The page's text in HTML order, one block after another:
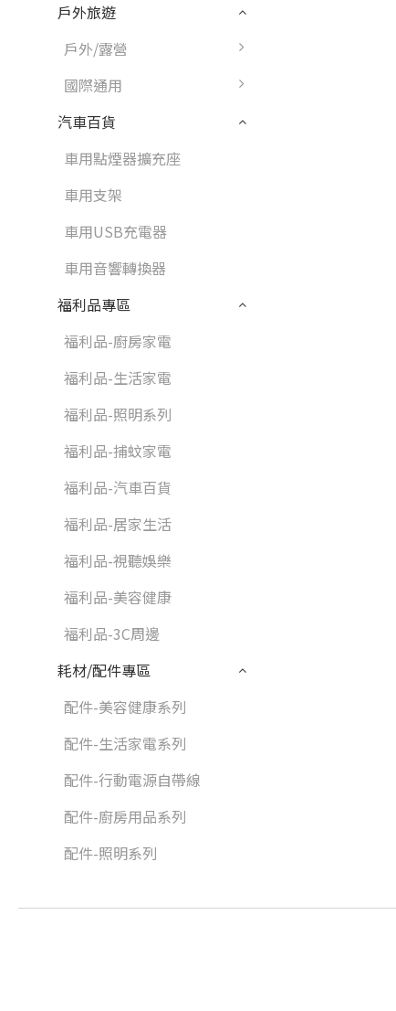
戶外旅遊
戶外/露營
國際通用
汽車百貨
車用點煙器擴充座
車用支架
車用USB充電器
車用音響轉換器
福利品專區
福利品-廚房家電
福利品-生活家電
福利品-照明系列
福利品-捕蚊家電
福利品-汽車百貨
福利品-居家生活
福利品-視聽娛樂
福利品-美容健康
福利品-3C周邊
耗材/配件專區
配件-美容健康系列
配件-生活家電系列
配件-行動電源自帶線
配件-廚房用品系列
配件-照明系列